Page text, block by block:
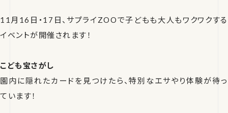
11月16日・17日、サプライZOOで子どもも大人もワクワクする
イベントが開催されます！
こども宝さがし
園内に隠れたカードを見つけたら、特別なエサやり体験が待っ
ています！